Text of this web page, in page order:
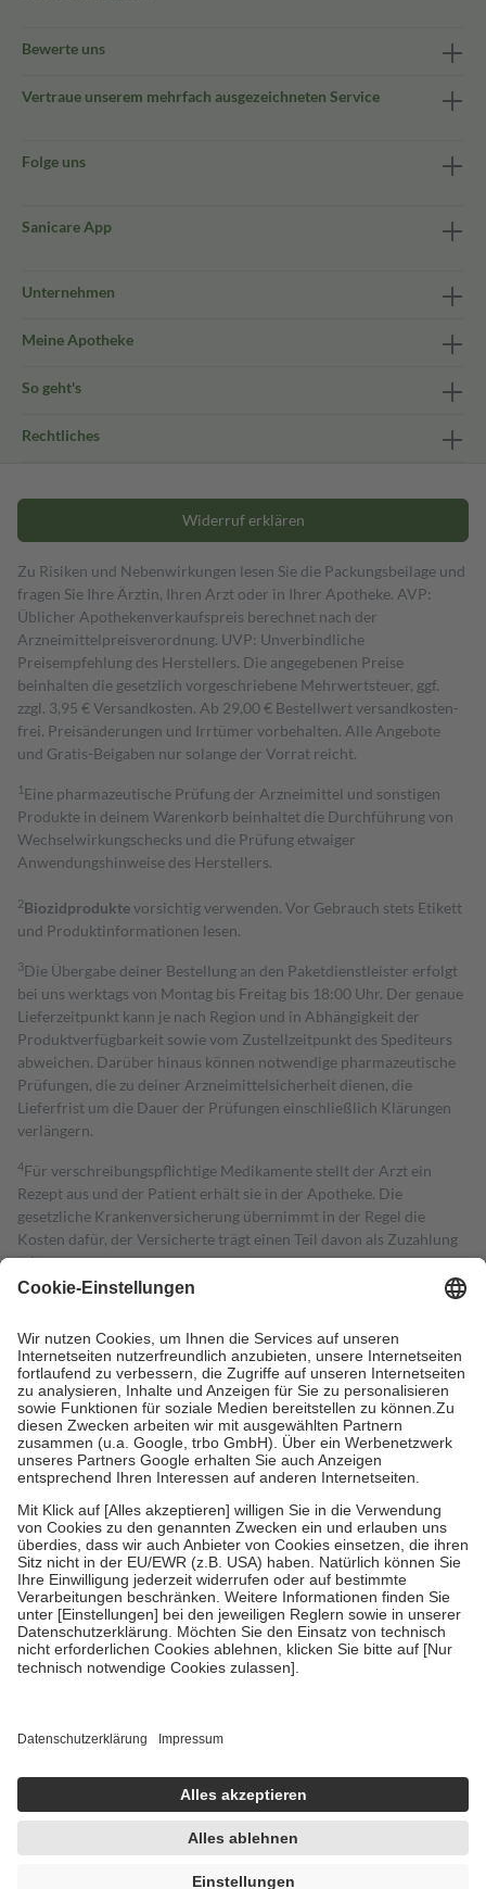
Bewerte uns
Vertraue unserem mehrfach ausgezeichneten Service
Folge uns
Sanicare App
Unternehmen
Meine Apotheke
So geht's
Rechtliches
Widerruf erklären
Zu Risiken und Nebenwirkungen lesen Sie die Packungsbeilage und
fragen Sie Ihre Ärztin, Ihren Arzt oder in Ihrer Apotheke. AVP:
Üblicher Apothekenverkaufspreis berechnet nach der
Arzneimittelpreisverordnung. UVP: Unverbindliche
Preisempfehlung des Herstellers. Die angegebenen Preise
beinhalten die gesetzlich vorgeschriebene Mehrwertsteuer, ggf.
zzgl. 3,95 € Versandkosten. Ab 29,00 € Bestell­wert versand­kosten­
frei. Preisänderungen und Irrtümer vorbehalten. Alle Angebote
und Gratis-Beigaben nur solange der Vorrat reicht.
1 Eine pharmazeutische Prüfung der Arzneimittel und sonstigen
Produkte in deinem Warenkorb beinhaltet die Durchführung von
Wechselwirkungschecks und die Prüfung etwaiger
Anwendungshinweise des Herstellers.
2Biozidproduktevorsichtig verwenden. Vor Gebrauch stets Etikett
und Produktinformationen lesen.
3Die Übergabe deiner Bestellung an den Paketdienstleister erfolgt
bei uns werktags von Montag bis Freitag bis 18:00 Uhr. Der genaue
Lieferzeitpunkt kann je nach Region und in Abhängigkeit der
Produktverfügbarkeit sowie vom Zustellzeitpunkt des Spediteurs
abweichen. Darüber hinaus können notwendige pharmazeutische
Prüfungen, die zu deiner Arzneimittelsicherheit dienen, die
Lieferfrist um die Dauer der Prüfungen einschließlich Klärungen
verlängern.
4Für verschreibungspflichtige Medikamente stellt der Arzt ein
Rezept aus und der Patient erhält sie in der Apotheke. Die
gesetzliche Krankenversicherung übernimmt in der Regel die
Kosten dafür, der Versicherte trägt einen Teil davon als Zuzahlung
mit.
Grundsätzlich leisten Mitglieder Zuzahlungen in Höhe von zehn
höchstens zehn Euro.
Es sind jedoch nie mehr als die tatsächlichen
Kosten der Leistung zu entrichten.
Diese Regeln gelten grundsätzlich auch für Online-Apotheken.
Bei Heilmitteln und häuslicher Krankenpflege beträgt die
Zuzahlung zehn Prozent der Kosten sowie zehn Euro je
Verordnung.
Um das Engagement der Versicherten für ihre eigene Gesundheit zu
stärken und die besondere Stellung der Familie zu unterstützen,
fallenkeine Zuzahlungenan bei:
• Kindern und Jugendlichen bis zum vollendeten 18. Lebensjahr
mit Ausnahme der Fahrkosten
• Untersuchungen zur Vorsorge und Früherkennung, die von der
GKV getragen werden
• empfohlenen Schutzimpfungen
• Harn- und Blutteststreifen
getroffen, um sicherzustellen, dass es sich um echte Bewertungen
https://help.etrusted.com/hc/de/articles/4419944605341
Einige Bilder und Inhalte wurden unter Zuhilfenahme künstlicher